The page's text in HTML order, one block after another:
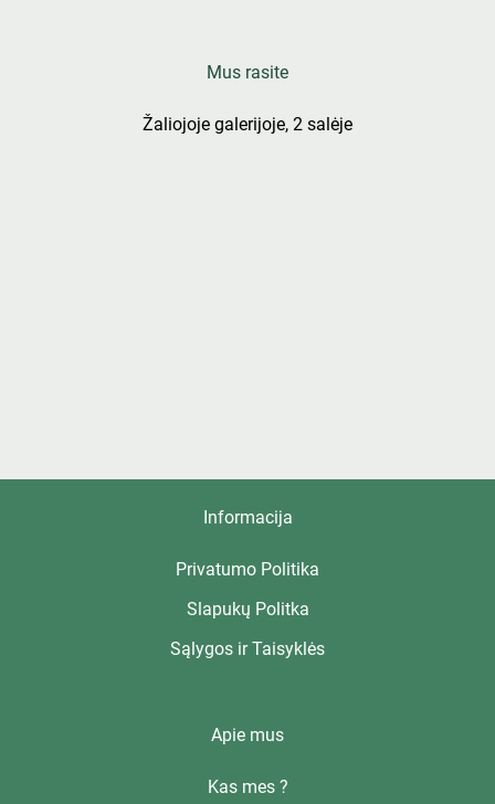
Mus rasite
Žaliojoje galerijoje, 2 salėje
Informacija
Privatumo Politika
Slapukų Politka
Sąlygos ir Taisyklės
Apie mus
Kas mes ?